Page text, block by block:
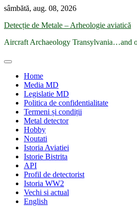
Skip
content
sâmbătă, aug. 08, 2026
Detecție de Metale – Arheologie aviatică
Aircraft Archaeology Transylvania…and
Home
Media MD
Legislatie MD
Politica de confidentialitate
Termeni și condiții
Metal detector
Hobby
Noutati
Istoria Aviatiei
Istorie Bistrita
API
Profil de detectorist
Istoria WW2
Vechi si actual
English